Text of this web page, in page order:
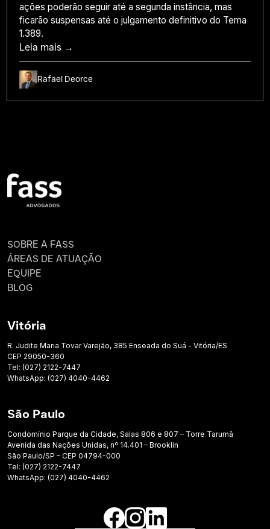
ações poderão seguir até a segunda instância, mas
ficarão suspensas até o julgamento definitivo do Tema
1.389.
Leia mais →
Rafael Deorce
SOBRE A FASS
ÁREAS DE ATUAÇÃO
EQUIPE
BLOG
Vitória
R. Judite Maria Tovar Varejão, 385 Enseada do Suá - Vitória/ES
CEP 29050-360
Tel: (027) 2122-7447
WhatsApp: (027) 4040-4462
São Paulo
Condomínio Parque da Cidade, Salas 806 e 807 – Torre Tarumã
Avenida das Nações Unidas, nº 14.401 – Brooklin
São Paulo/SP – CEP 04794-000
Tel: (027) 2122-7447
WhatsApp: (027) 4040-4462